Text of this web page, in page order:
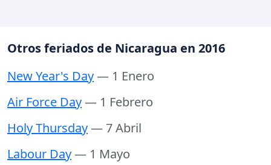
Otros feriados de Nicaragua en 2016
New Year's Day— 1 Enero
Air Force Day— 1 Febrero
Holy Thursday— 7 Abril
Labour Day— 1 Mayo